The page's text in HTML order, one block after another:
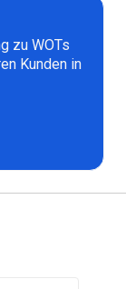
zu WOTs
Kunden in